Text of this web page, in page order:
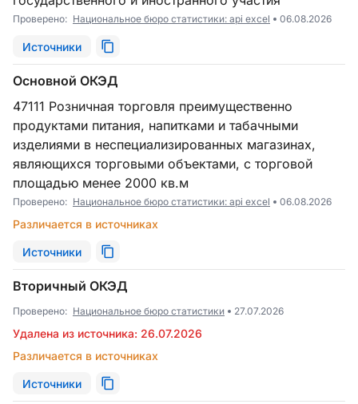
Проверено: Национальное бюро статистики: api excel 06.08.2026
Источники
Основной ОКЭД
47111 Розничная торговля преимущественно
продуктами питания, напитками и табачными
изделиями в неспециализированных магазинах,
являющихся торговыми объектами, с торговой
площадью менее 2000 кв.м
Проверено: Национальное бюро статистики: api excel 06.08.2026
Различается в источниках
Источники
Вторичный ОКЭД
Проверено: Национальное бюро статистики 27.07.2026
Удалена из источника: 26.07.2026
Различается в источниках
Источники